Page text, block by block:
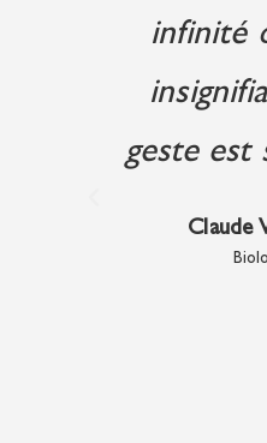
infinité
geste est
Claude